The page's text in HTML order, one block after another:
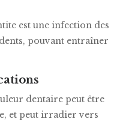
est une infection des
pouvant entraîner
dentaire peut être
et peut irradier vers